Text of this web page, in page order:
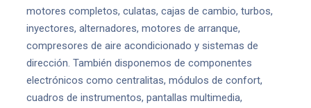
motores completos, culatas, cajas de cambio, turbos,
inyectores, alternadores, motores de arranque,
compresores de aire acondicionado y sistemas de
dirección. También disponemos de componentes
electrónicos como centralitas, módulos de confort,
cuadros de instrumentos, pantallas multimedia,